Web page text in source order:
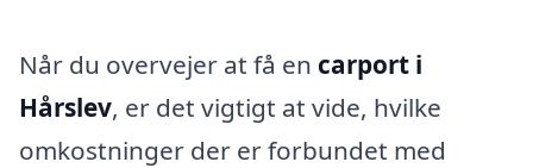
Når du overvejer at få en carport i
Hårslev, er det vigtigt at vide, hvilke
omkostninger der er forbundet med